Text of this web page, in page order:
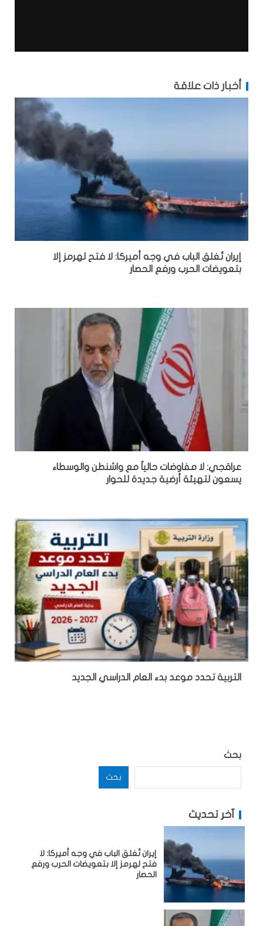
أخبار ذات علاقة
إيران تُغلق الباب في وجه أميركا: لا فتح لهرمز إلا
بتعويضات الحرب ورفع الحصار
عراقجي: لا مفاوضات حالياً مع واشنطن والوسطاء
يسعون لتهيئة أرضية جديدة للحوار
التربية تحدد موعد بدء العام الدراسي الجديد
بحث
بحث
آخر تحديث
إيران تُغلق الباب في وجه أميركا: لا
فتح لهرمز إلا بتعويضات الحرب ورفع
الحصار